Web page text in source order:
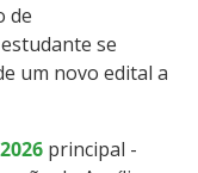
de
se
um novo edital a
principal -